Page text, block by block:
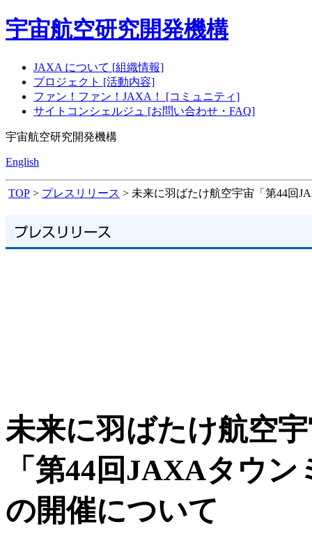
宇宙航空研究開発機構
JAXA について [組織情報]
プロジェクト [活動内容]
ファン！ファン！JAXA！ [コミュニティ]
サイトコンシェルジュ [お問い合わせ・FAQ]
宇宙航空研究開発機構
English
TOP > プレスリリース > 未来に羽ばたけ航空宇宙「第44回
未来に羽ばたけ航空
「第44回JAXAタウ
の開催について